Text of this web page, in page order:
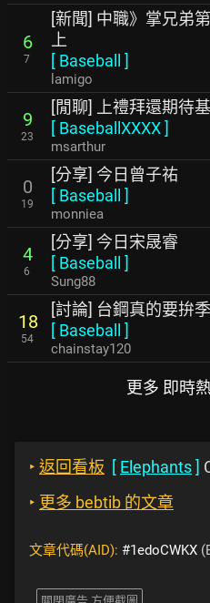
6
7
[新聞] 中職》掌兄弟
上
[ Baseball ]
lamigo
9
23
[閒聊] 上禮拜還期待
[ BaseballXXXX]
msarthur
0
19
[分享] 今日曾子祐
[ Baseball ]
monniea
4
6
[分享] 今日宋晟睿
[ Baseball ]
Sung88
18
54
[討論] 台鋼真的要拚
[ Baseball ]
chainstay120
更多 即時
‣ 返回看板 [ Elephants]
‣ 更多 bebtib 的文章
文章代碼(AID): #1edoCWKX